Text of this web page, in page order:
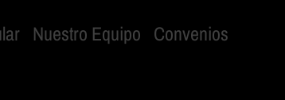
Nuestro Equipo Convenios